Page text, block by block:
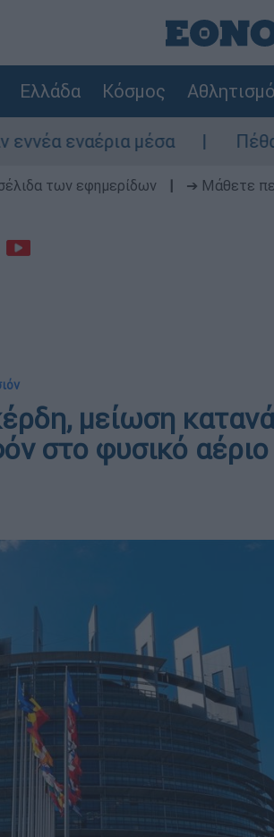
Ελλάδα Κόσμος
μέσα Πέθανε ο
των εφημερίδων ➔ Μάθετε
μείωση
στο φυσικό